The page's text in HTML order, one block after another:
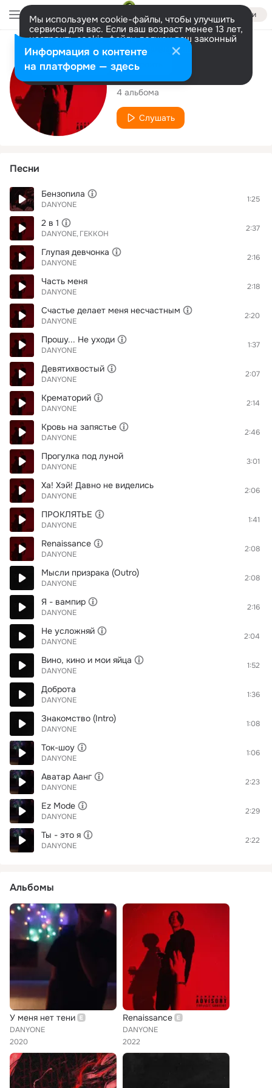
Войти
Мы используем cookie-файлы, чтобы улучшить
сервисы для вас. Если ваш возраст менее 13 лет,
настроить cookie-файлы должен ваш законный
представитель. Больше информации
Разрешить все Настроить
Исполнитель
DANYONE
4 альбома
Слушать
Песни
Бензопила
DANYONE
1:25
2 в 1
DANYONE ГЕККОН
2:37
Глупая девчонка
DANYONE
2:16
Часть меня
DANYONE
2:18
Счастье делает меня несчастным
DANYONE
2:20
Прошу... Не уходи
DANYONE
1:37
Девятихвостый
DANYONE
2:07
Крематорий
DANYONE
2:14
Кровь на запястье
DANYONE
2:46
Прогулка под луной
DANYONE
3:01
Ха! Хэй! Давно не виделись
DANYONE
2:06
ПРОКЛЯТЬЕ
DANYONE
1:41
Renaissance
DANYONE
2:08
Мысли призрака (Outro)
DANYONE
2:08
Я - вампир
DANYONE
2:16
Не усложняй
DANYONE
2:04
Вино, кино и мои яйца
DANYONE
1:52
Доброта
DANYONE
1:36
Знакомство (Intro)
DANYONE
1:08
Ток-шоу
DANYONE
1:06
Аватар Аанг
DANYONE
2:23
Ez Mode
DANYONE
2:29
Ты - это я
DANYONE
2:22
Альбомы
У меня нет тени
DANYONE
2020
Renaissance
DANYONE
2022
Информация о контенте
на платформе — здесь